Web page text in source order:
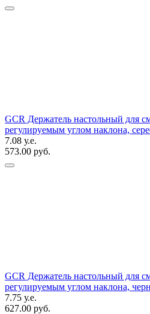
GCR Держатель настольный для
регулируемым углом наклона,
7.08 у.е.
573.00 руб.
GCR Держатель настольный для
регулируемым углом наклона,
7.75 у.е.
627.00 руб.